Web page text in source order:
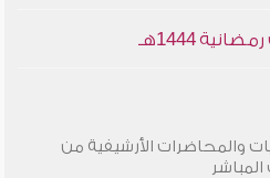
1444هـ
والمحاضرات الأرشيفية من